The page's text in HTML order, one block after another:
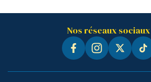
Nos réseaux sociaux